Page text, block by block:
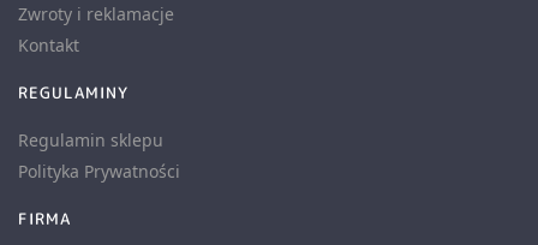
Zwroty i reklamacje
Kontakt
REGULAMINY
Regulamin sklepu
Polityka Prywatności
FIRMA